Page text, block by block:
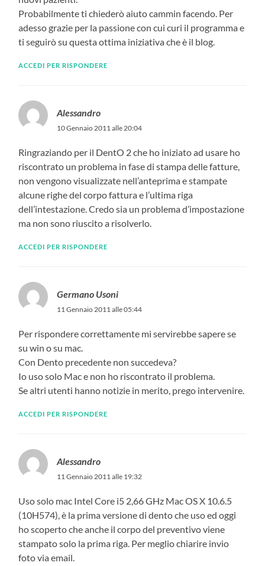
Probabilmente ti chiederò aiuto cammin facendo. Per
adesso grazie per la passione con cui curi il programma e
ti seguirò su questa ottima iniziativa che è il blog.
ACCEDI PER RISPONDERE
Alessandro
10 Gennaio 2011 alle 20:04
Ringraziando per il DentO 2 che ho iniziato ad usare ho
riscontrato un problema in fase di stampa delle fatture,
non vengono visualizzate nell’anteprima e stampate
alcune righe del corpo fattura e l’ultima riga
dell’intestazione. Credo sia un problema d’impostazione
ma non sono riuscito a risolverlo.
ACCEDI PER RISPONDERE
Germano Usoni
11 Gennaio 2011 alle 05:44
Per rispondere correttamente mi servirebbe sapere se
su win o su mac.
Con Dento precedente non succedeva?
Io uso solo Mac e non ho riscontrato il problema.
Se altri utenti hanno notizie in merito, prego intervenire.
ACCEDI PER RISPONDERE
Alessandro
11 Gennaio 2011 alle 19:32
Uso solo mac Intel Core i5 2,66 GHz Mac OS X 10.6.5
(10H574), è la prima versione di dento che uso ed oggi
ho scoperto che anche il corpo del preventivo viene
stampato solo la prima riga. Per meglio chiarire invio
foto via email.